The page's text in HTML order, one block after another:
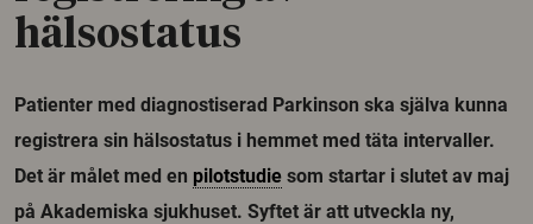
hälsostatus
Patienter med diagnostiserad Parkinson ska själva kunna
registrera sin hälsostatus i hemmet med täta intervaller.
Det är målet med en pilotstudie som startar i slutet av maj
på Akademiska sjukhuset. Syftet är att utveckla ny,